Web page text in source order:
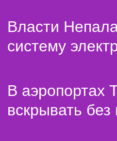
Власти
систему
В аэропортах
вскрывать